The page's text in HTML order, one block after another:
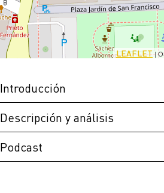
LEAFLET|
Introducción
Descripción y análisis
Podcast